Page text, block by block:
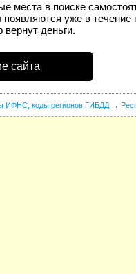
места в поиске
появляются уже в
вернут деньги.
сайта
ИФНС, коды регионов ГИБДД →